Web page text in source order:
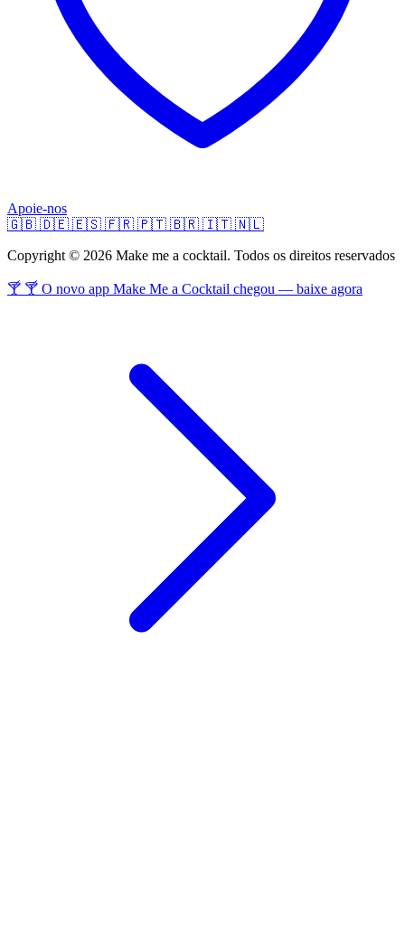
Apoie-nos
🇬🇧 🇩🇪 🇪🇸 🇫🇷 🇵🇹 🇧🇷 🇮🇹 🇳🇱
Copyright © 2026 Make me a cocktail. Todos os direitos reservados
🍸 🍸 O novo app Make Me a Cocktail chegou — baixe agora